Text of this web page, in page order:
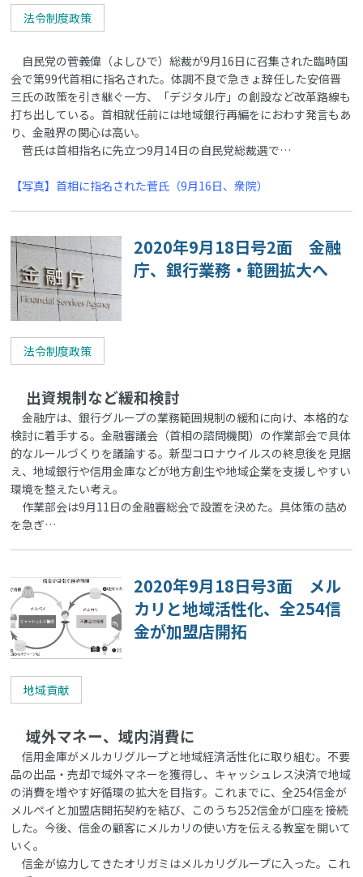
法令制度政策
自民党の菅義偉（よしひで）総裁が9月16日に召集された臨時国
会で第99代首相に指名された。体調不良で急きょ辞任した安倍晋
三氏の政策を引き継ぐ一方、「デジタル庁」の創設など改革路線も
打ち出している。首相就任前には地域銀行再編をにおわす発言もあ
り、金融界の関心は高い。
菅氏は首相指名に先立つ9月14日の自民党総裁選で…
【写真】首相に指名された菅氏（9月16日、衆院）
2020年9月18日号2面 金融
庁、銀行業務・範囲拡大へ
法令制度政策
出資規制など緩和検討
金融庁は、銀行グループの業務範囲規制の緩和に向け、本格的な
検討に着手する。金融審議会（首相の諮問機関）の作業部会で具体
的なルールづくりを議論する。新型コロナウイルスの終息後を見据
え、地域銀行や信用金庫などが地方創生や地域企業を支援しやすい
環境を整えたい考え。
作業部会は9月11日の金融審総会で設置を決めた。具体策の詰め
を急ぎ…
2020年9月18日号3面 メル
カリと地域活性化、全254信
金が加盟店開拓
地域貢献
域外マネー、域内消費に
信用金庫がメルカリグループと地域経済活性化に取り組む。不要
品の出品・売却で域外マネーを獲得し、キャッシュレス決済で地域
の消費を増やす好循環の拡大を目指す。これまでに、全254信金が
メルペイと加盟店開拓契約を結び、このうち252信金が口座を接続
した。今後、信金の顧客にメルカリの使い方を伝える教室を開いて
いく。
信金が協力してきたオリガミはメルカリグループに入った。これ